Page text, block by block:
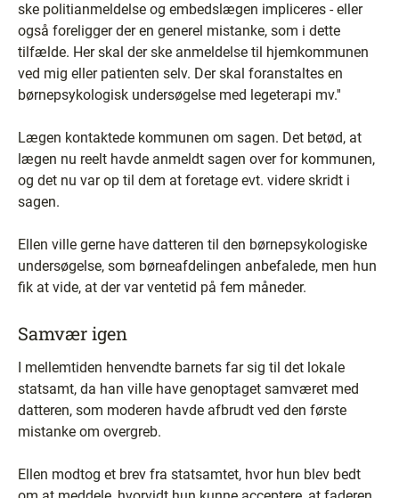
ske politianmeldelse og embedslægen impliceres - eller
også foreligger der en generel mistanke, som i dette
tilfælde. Her skal der ske anmeldelse til hjemkommunen
ved mig eller patienten selv. Der skal foranstaltes en
børnepsykologisk undersøgelse med legeterapi mv.''
Lægen kontaktede kommunen om sagen. Det betød, at
lægen nu reelt havde anmeldt sagen over for kommunen,
og det nu var op til dem at foretage evt. videre skridt i
sagen.
Ellen ville gerne have datteren til den børnepsykologiske
undersøgelse, som børneafdelingen anbefalede, men hun
fik at vide, at der var ventetid på fem måneder.
Samvær igen
I mellemtiden henvendte barnets far sig til det lokale
statsamt, da han ville have genoptaget samværet med
datteren, som moderen havde afbrudt ved den første
mistanke om overgreb.
Ellen modtog et brev fra statsamtet, hvor hun blev bedt